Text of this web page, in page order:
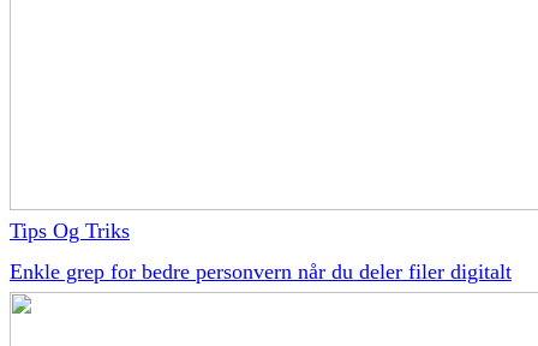
Tips Og Triks
Enkle grep for bedre personvern når du deler filer digitalt